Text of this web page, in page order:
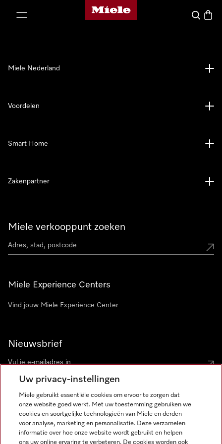
Homepage van Miele
Wat zoek
Miele verkooppunt zoeken
Miele Experience Centers
Vind jouw Miele Experience Center
Nieuwsbrief
Miele Nederland
Voordelen
Smart Home
Zakenpartner
Miele op Instagram
Miele op Facebook
Miele op Youtube
Uw privacy-instellingen
Miele gebruikt essentiële cookies om ervoor te zorgen dat
onze website goed werkt. Met uw toestemming gebruiken we
cookies en soortgelijke technologieën van Miele en derden
voor analyse, marketing en personalisatie. Deze verzamelen
informatie over hoe onze website wordt gebruikt en helpen
ons uw online ervaring te verbeteren. De cookies worden ook